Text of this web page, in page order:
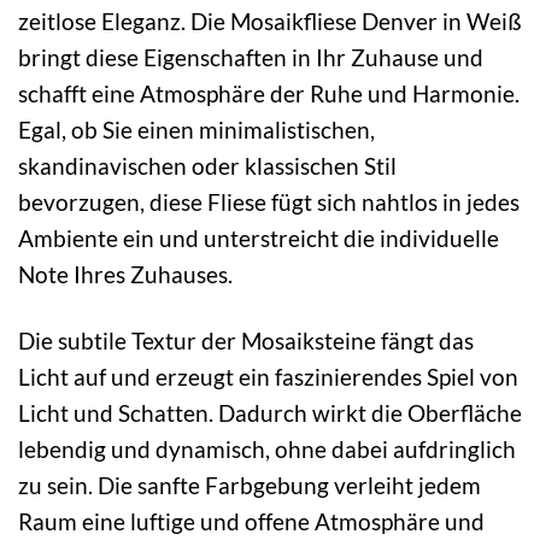
zeitlose Eleganz. Die Mosaikfliese Denver in Weiß
bringt diese Eigenschaften in Ihr Zuhause und
schafft eine Atmosphäre der Ruhe und Harmonie.
Egal, ob Sie einen minimalistischen,
skandinavischen oder klassischen Stil
bevorzugen, diese Fliese fügt sich nahtlos in jedes
Ambiente ein und unterstreicht die individuelle
Note Ihres Zuhauses.
Die subtile Textur der Mosaiksteine fängt das
Licht auf und erzeugt ein faszinierendes Spiel von
Licht und Schatten. Dadurch wirkt die Oberfläche
lebendig und dynamisch, ohne dabei aufdringlich
zu sein. Die sanfte Farbgebung verleiht jedem
Raum eine luftige und offene Atmosphäre und